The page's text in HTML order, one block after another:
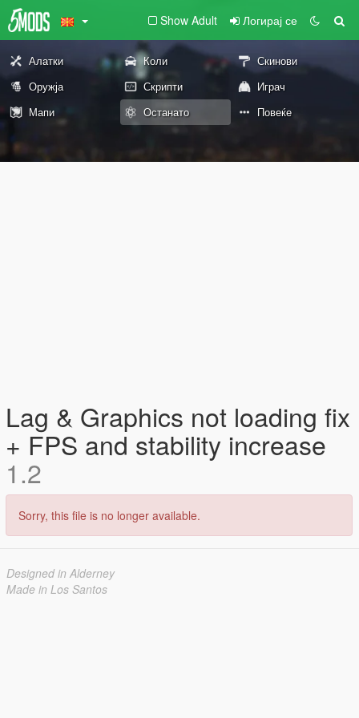
Show Adult Логирај се
Алатки Коли
Скинови
Оружја
Скрипти
Играч
Мапи
Останато Повеќе
Lag & Graphics not loading fix
+ FPS and stability increase
1.2
Sorry, this file is no longer available.
Designed in Alderney
Made in Los Santos